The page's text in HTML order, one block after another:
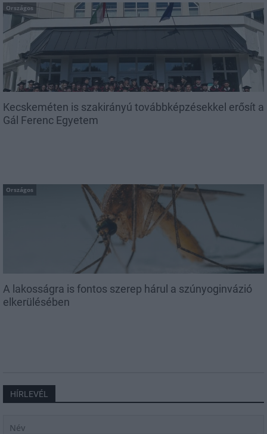
Országos
Kecskeméten is szakirányú továbbképzésekkel erősít a
Gál Ferenc Egyetem
Országos
A lakosságra is fontos szerep hárul a szúnyoginvázió
elkerülésében
HÍRLEVÉL
Név